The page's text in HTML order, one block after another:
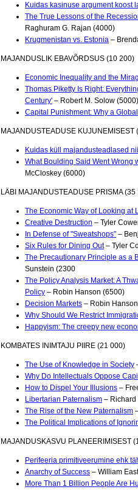
Kuidas kasinuse argument koost
The True Lessons of the
Raghuram G. Rajan (4000)
Krugmenistan vs. Estonia –
MAJANDUSLIK EBAVÕRDSUS (10 200)
Economic Inequality and the
Thomas Piketty Is Right:
Century' – Robert M. Solow (5000)
Capital Punishment: Why a
MAJANDUSTEADUSE KUJUNEMISEST
Kuidas küll majandusteadlased
What Boulding Said Went Wrong
McCloskey (6000)
LÄBI MAJANDUSTEADUSE PRISMA (35
The Economic Way of Looking at
Creative Destruction – Tyler
In Defense of "Sweatshops" –
Six Rules for Dining Out– Tyler
The Precautionary Principle as a
Sunstein (2300
The Policy Analysis Market: A
Policy – Robin Hanson (6500)
Decision Markets – Robin
Why Should We Restrict
Happyism: The creepy new
KOMBATES INIMTAJU PIIRE (21 000)
The Use of Knowledge in Society
Why Do Intellectuals Oppose
How to Dispel Your Illusions –
Libertarian Paternalism – Richard
The Rise of the New Paternalism
The Political Implications of
MAJANDUSKASVU PLANEERIMISEST
Perifeeria primitiveerumine ehk
Anarchy of Success – William
More Than 1 Billion People Are